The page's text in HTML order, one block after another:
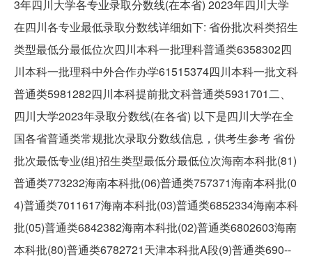
3年四川大学各专业录取分数线(在本省) 2023年四川大学
在四川各专业最低录取分数线详细如下: 省份批次科类招生
类型最低分最低位次四川本科一批理科普通类6358302四
川本科一批理科中外合作办学61515374四川本科一批文科
普通类5981282四川本科提前批文科普通类5931701二、
四川大学2023年录取分数线(在各省) 以下是四川大学在全
国各省普通类常规批次录取分数线信息，供考生参考 省份
批次最低专业(组)招生类型最低分最低位次海南本科批(81)
普通类773232海南本科批(06)普通类757371海南本科批(0
4)普通类7011617海南本科批(03)普通类6852334海南本科
批(05)普通类6842382海南本科批(02)普通类6802603海南
本科批(80)普通类6782721天津本科批A段(9)普通类690--